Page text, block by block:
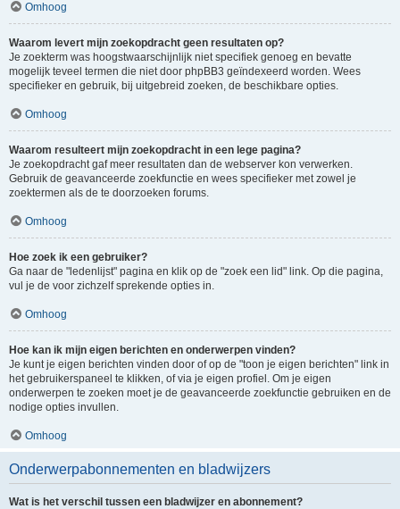
Omhoog
Waarom levert mijn zoekopdracht geen resultaten op?
Je zoekterm was hoogstwaarschijnlijk niet specifiek genoeg en bevatte
mogelijk teveel termen die niet door phpBB3 geïndexeerd worden. Wees
specifieker en gebruik, bij uitgebreid zoeken, de beschikbare opties.
Omhoog
Waarom resulteert mijn zoekopdracht in een lege pagina?
Je zoekopdracht gaf meer resultaten dan de webserver kon verwerken.
Gebruik de geavanceerde zoekfunctie en wees specifieker met zowel je
zoektermen als de te doorzoeken forums.
Omhoog
Hoe zoek ik een gebruiker?
Ga naar de "ledenlijst" pagina en klik op de "zoek een lid" link. Op die pagina,
vul je de voor zichzelf sprekende opties in.
Omhoog
Hoe kan ik mijn eigen berichten en onderwerpen vinden?
Je kunt je eigen berichten vinden door of op de "toon je eigen berichten" link in
het gebruikerspaneel te klikken, of via je eigen profiel. Om je eigen
onderwerpen te zoeken moet je de geavanceerde zoekfunctie gebruiken en de
nodige opties invullen.
Omhoog
Onderwerpabonnementen en bladwijzers
Wat is het verschil tussen een bladwijzer en abonnement?